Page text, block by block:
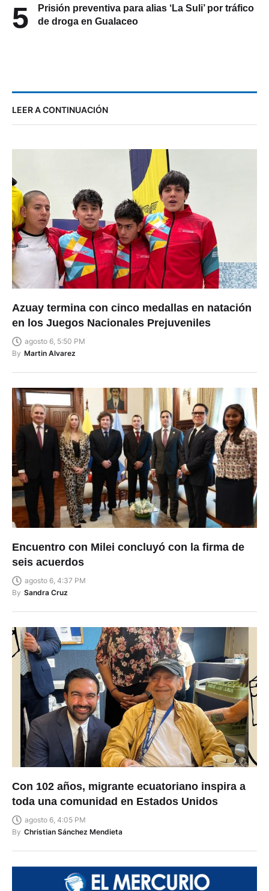
5
Prisión preventiva para alias ‘La Suli’ por tráfico
de droga en Gualaceo
LEER A CONTINUACIÓN
Azuay termina con cinco medallas en natación
en los Juegos Nacionales Prejuveniles
agosto 6, 5:50 PM
By Martin Alvarez
Encuentro con Milei concluyó con la firma de
seis acuerdos
agosto 6, 4:37 PM
By Sandra Cruz
Con 102 años, migrante ecuatoriano inspira a
toda una comunidad en Estados Unidos
agosto 6, 4:05 PM
By Christian Sánchez Mendieta